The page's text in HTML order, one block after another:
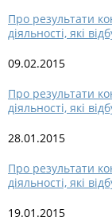
Про результати
діяльності, які
09.02.2015
Про результати
діяльності, які
28.01.2015
Про результати
діяльності, які
19.01.2015